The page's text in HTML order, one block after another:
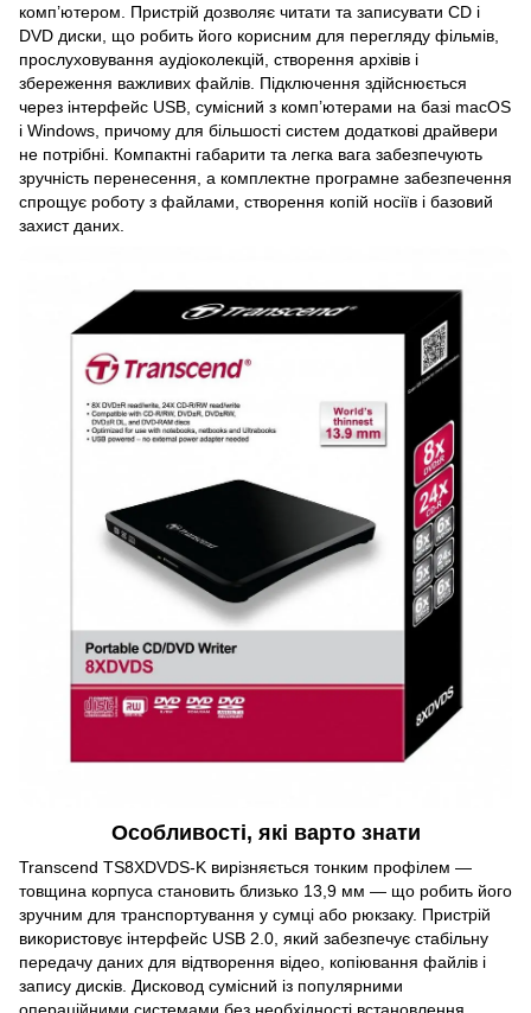
комп’ютером. Пристрій дозволяє читати та записувати CD і
DVD диски, що робить його корисним для перегляду фільмів,
прослуховування аудіоколекцій, створення архівів і
збереження важливих файлів. Підключення здійснюється
через інтерфейс USB, сумісний з комп’ютерами на базі macOS
і Windows, причому для більшості систем додаткові драйвери
не потрібні. Компактні габарити та легка вага забезпечують
зручність перенесення, а комплектне програмне забезпечення
спрощує роботу з файлами, створення копій носіїв і базовий
захист даних.
Особливості, які варто знати
Transcend TS8XDVDS-K вирізняється тонким профілем —
товщина корпуса становить близько 13,9 мм — що робить його
зручним для транспортування у сумці або рюкзаку. Пристрій
використовує інтерфейс USB 2.0, який забезпечує стабільну
передачу даних для відтворення відео, копіювання файлів і
запису дисків. Дисковод сумісний із популярними